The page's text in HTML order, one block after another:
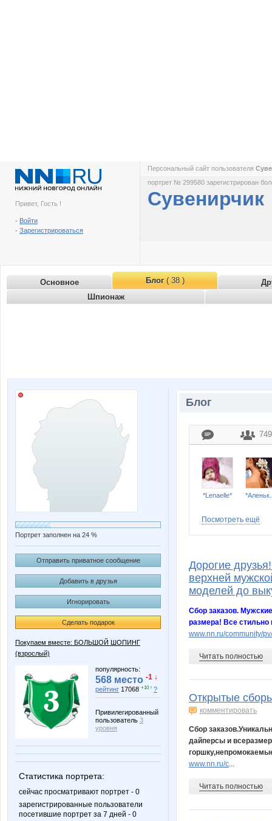
Привет, Гость !
- Войти
- Зарегистрироваться
Персональный сайт пользователя
портрет № 299580 зарегистрирован
Сувенирчик
Основное Блог( 38 )
Шпионаж
Портрет заполнен на 24 %
Отправить приватное сообщение
Добавить в друзья
Игнорировать
Сделать подарок
Покупаем вместе: БОЛЬШОЙ ШОПИНГ
(взрослый)
популярность:
568 место -1 ↓
рейтинг 17068 +10 ↑ ?
Привилегированный
пользователь 3
уровня
Статистика портрета:
сейчас просматривают портрет - 0
зарегистрированные пользователи
посетившие портрет за 7 дней - 0
Блог
749
*Lenaelle*
Iguana82
Katty189 Katusik
MIKMIK
Посмотреть ещё
Дорогие
верхней
моделей до
Сбор заказов.
размера! Все стильно
www.nn.ru/community/
Читать полностью
Открытые
комментировать
Сбор
дайперсы и
www.nn.ru/c...
Читать полностью